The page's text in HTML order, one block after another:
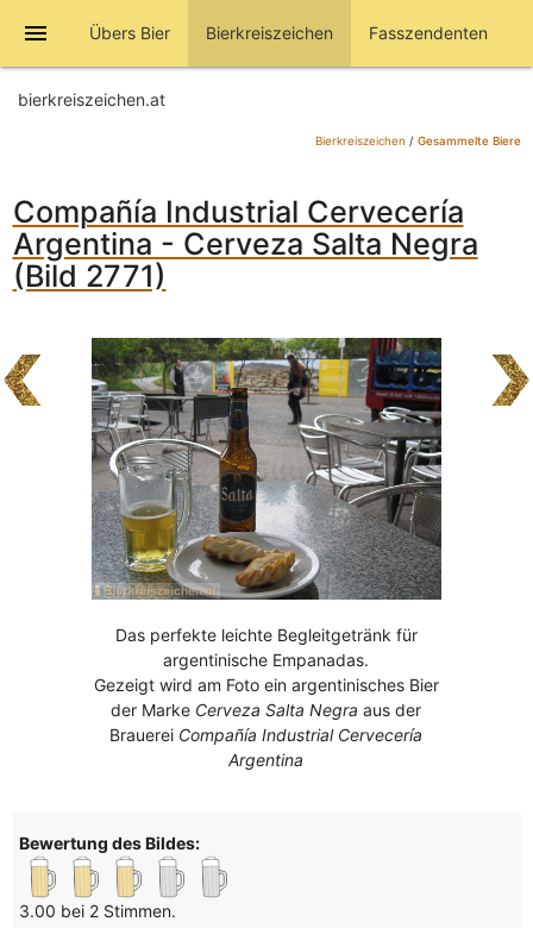
menu Übers Bier Bierkreiszeichen Fasszendenten
bierkreiszeichen.at
Bierkreiszeichen / Gesammelte Biere
Compañía Industrial Cervecería
Argentina - Cerveza Salta Negra
(Bild 2771)
Das perfekte leichte Begleitgetränk für
argentinische Empanadas.
Gezeigt wird am Foto ein argentinisches Bier
der Marke Cerveza Salta Negra aus der
Brauerei Compañía Industrial Cervecería
Argentina
Bewertung des Bildes:
3.00 bei 2 Stimmen.